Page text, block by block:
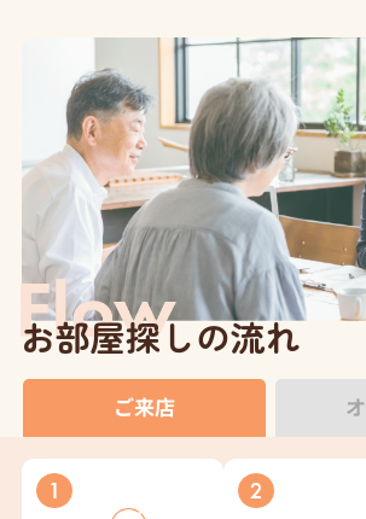
お部屋探しの流れ
ご来店